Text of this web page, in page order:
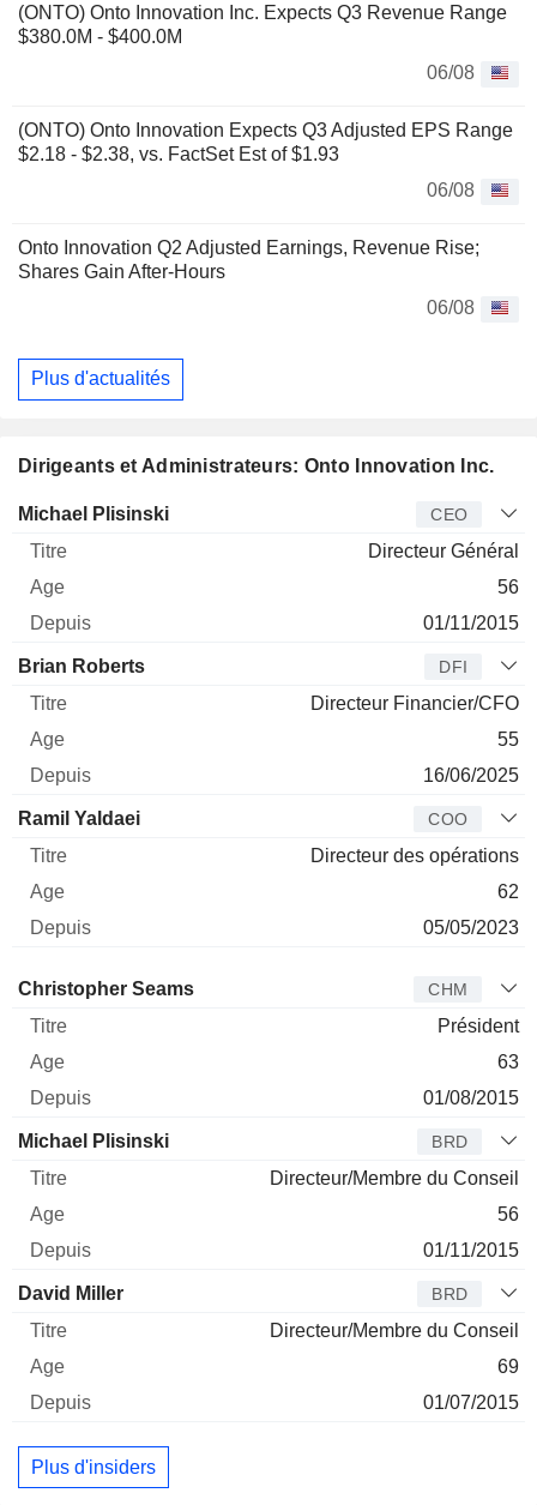
(ONTO) Onto Innovation Inc. Expects Q3 Revenue Range
$380.0M - $400.0M
06/08
(ONTO) Onto Innovation Expects Q3 Adjusted EPS Range
$2.18 - $2.38, vs. FactSet Est of $1.93
06/08
Onto Innovation Q2 Adjusted Earnings, Revenue Rise;
Shares Gain After-Hours
06/08
Plus d'actualités
Dirigeants et Administrateurs: Onto Innovation Inc.
Dirigeant Titre Age
Michael Plisinski CEO
Directeur Général
56
01/11/2015
Brian Roberts DFI
Directeur Financier/CFO
55
16/06/2025
Ramil Yaldaei COO
Directeur des opérations
62
05/05/2023
Administrateur Titre
Christopher Seams CHM
Président
63
01/08/2015
Michael Plisinski BRD
Directeur/Membre du Conseil
56
01/11/2015
David Miller BRD
Directeur/Membre du Conseil
69
01/07/2015
Plus d'insiders